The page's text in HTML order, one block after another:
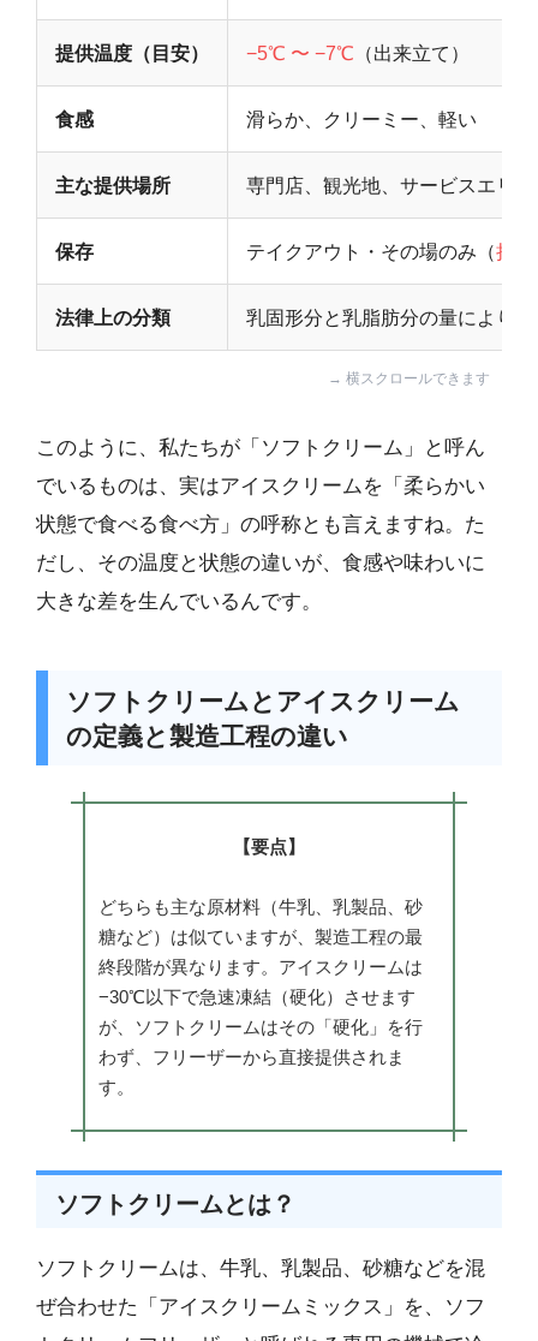
提供温度（目安） −5℃ 〜 −7℃ （出来立て）
食感 滑らか、クリーミー、軽い
主な提供場所 専門店、観光地、サービスエリア
保存 テイクアウト・その場のみ（持
法律上の分類 乳固形分と乳脂肪分の量により
このように、私たちが「ソフトクリーム」と呼ん
でいるものは、実はアイスクリームを「柔らかい
状態で食べる食べ方」の呼称とも言えますね。た
だし、その温度と状態の違いが、食感や味わいに
大きな差を生んでいるんです。
ソフトクリームとアイスクリーム
の定義と製造工程の違い
【要点】
どちらも主な原材料（牛乳、乳製品、砂
糖など）は似ていますが、製造工程の最
終段階が異なります。アイスクリームは
−30℃以下で急速凍結（硬化）させます
が、ソフトクリームはその「硬化」を行
わず、フリーザーから直接提供されま
す。
ソフトクリームとは？
ソフトクリームは、牛乳、乳製品、砂糖などを混
ぜ合わせた「アイスクリームミックス」を、ソフ